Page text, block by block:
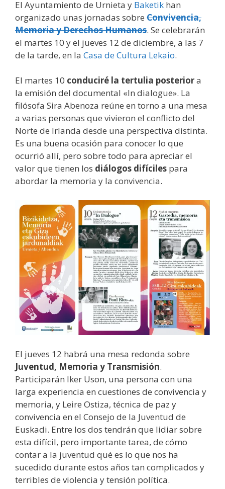
El Ayuntamiento de Urnieta y Baketik han
organizado unas jornadas sobre Convivencia,
Memoria y Derechos Humanos. Se celebrarán
el martes 10 y el jueves 12 de diciembre, a las 7
de la tarde, en la Casa de Cultura Lekaio.
El martes 10 conduciré la tertulia posteriora
la emisión del documental «In dialogue». La
filósofa Sira Abenoza reúne en torno a una mesa
a varias personas que vivieron el conflicto del
Norte de Irlanda desde una perspectiva distinta.
Es una buena ocasión para conocer lo que
ocurrió allí, pero sobre todo para apreciar el
valor que tienen los diálogos difíciles para
abordar la memoria y la convivencia.
El jueves 12 habrá una mesa redonda sobre
Juventud, Memoria y Transmisión.
Participarán Iker Uson, una persona con una
larga experiencia en cuestiones de convivencia y
memoria, y Leire Ostiza, técnica de paz y
convivencia en el Consejo de la Juventud de
Euskadi. Entre los dos tendrán que lidiar sobre
esta difícil, pero importante tarea, de cómo
contar a la juventud qué es lo que nos ha
sucedido durante estos años tan complicados y
terribles de violencia y tensión política.